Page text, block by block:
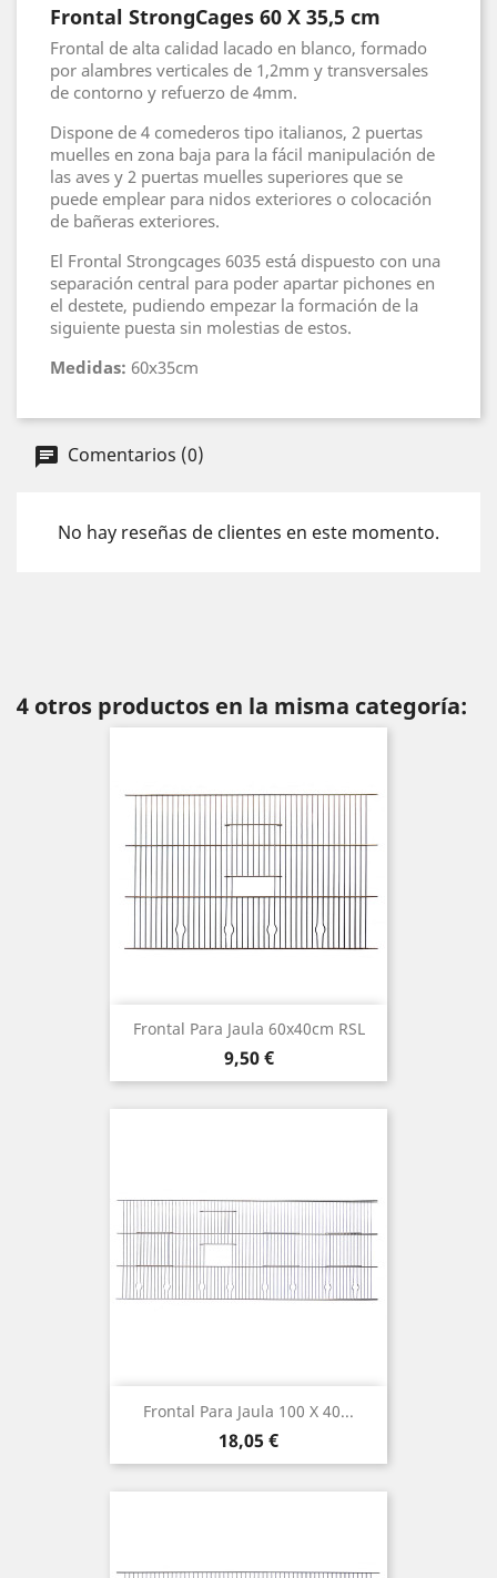
Frontal StrongCages 60 X 35,5 cm
Frontal de alta calidad lacado en blanco, formado
por alambres verticales de 1,2mm y transversales
de contorno y refuerzo de 4mm.
Dispone de 4 comederos tipo italianos, 2 puertas
muelles en zona baja para la fácil manipulación de
las aves y 2 puertas muelles superiores que se
puede emplear para nidos exteriores o colocación
de bañeras exteriores.
El Frontal Strongcages 6035 está dispuesto con una
separación central para poder apartar pichones en
el destete, pudiendo empezar la formación de la
siguiente puesta sin molestias de estos.
Medidas: 60x35cm
Comentarios (0)
No hay reseñas de clientes en este momento.
4 otros productos en la misma categoría:
Frontal Para Jaula 60x40cm RSL
Precio
9,50 €
Frontal Para Jaula 100 X 40...
Precio
18,05 €